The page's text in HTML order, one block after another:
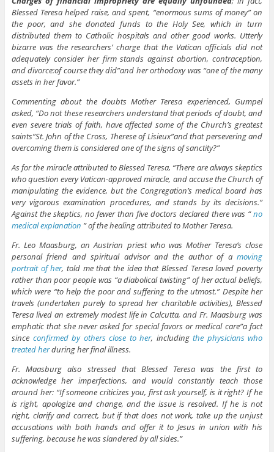
Blessed Teresa helped raise, and spent, “enormous sums of money” on
the poor, and she donated funds to the Holy See, which in turn
distributed them to Catholic hospitals and other good works. Utterly
bizarre was the researchers’ charge that the Vatican officials did not
adequately consider her firm stands against abortion, contraception,
and divorce:of course they did”and her orthodoxy was “one of the many
assets in her favor.”
Commenting about the doubts Mother Teresa experienced, Gumpel
asked, “Do not these researchers understand that periods of doubt, and
even severe trials of faith, have affected some of the Church’s greatest
saints”St. John of the Cross, Therese of Lisieux”and that persevering and
overcoming them is considered one of the signs of sanctity?”
As for the miracle attributed to Blessed Teresa, “There are always skeptics
who question every Vatican-approved miracle, and accuse the Church of
manipulating the evidence, but the Congregation’s medical board has
very vigorous examination procedures, and stands by its decisions.”
Against the skeptics, no fewer than five doctors declared there was “no
medical explanation ” of the healing attributed to Mother Teresa.
Fr. Leo Maasburg, an Austrian priest who was Mother Teresa’s close
personal friend and spiritual advisor and the author of amoving
portrait of her, told me that the idea that Blessed Teresa loved poverty
rather than poor people was “a diabolical twisting” of her actual beliefs,
which were “to help the poor and suffering to the utmost.” Despite her
travels (undertaken purely to spread her charitable activities), Blessed
Teresa lived an extremely modest life in Calcutta, and Fr. Maasburg was
emphatic that she never asked for special favors or medical care”a fact
since confirmed by others close to her, includingthe physicians who
treated herduring her final illness.
Fr. Maasburg also stressed that Blessed Teresa was the first to
acknowledge her imperfections, and would constantly teach those
around her: “If someone criticizes you, first ask yourself, is it right? If he
is right, apologize and change, and the issue is resolved. If he is not
right, clarify and correct, but if that does not work, take up the unjust
accusations with both hands and offer it to Jesus in union with his
suffering, because he was slandered by all sides.”